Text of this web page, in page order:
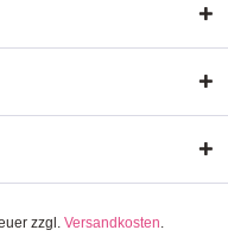
zzgl. Versandkosten.